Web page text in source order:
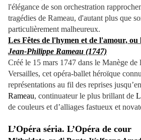
l'élégance de son orchestration
tragédies de Rameau, d'autant plus que
particulièrement malheureux.
Les Fêtes de l'hymen et de l'amour, ou
Jean-Philippe Rameau (1747)
Créé le 15 mars 1747 dans le Manège de
Versailles, cet opéra-ballet héroïque
représentations au fil des reprises
Rameau, continuateur le plus brillant de
de couleurs et d’alliages fastueux et
L’Opéra séria. L’Opéra de cour